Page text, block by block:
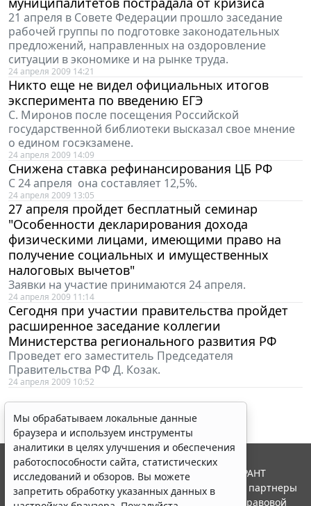
21 апреля в Совете Федерации прошло заседание
рабочей группы по подготовке законодательных
предложений, направленных на оздоровление
ситуации в экономике и на рынке труда.
24 апреля 2009 14:21
Никто еще не видел официальных итогов
эксперимента по введению ЕГЭ
С. Миронов после посещения Российской
государственной библиотеки высказал свое мнение
о едином госэкзамене.
24 апреля 2009 14:09
Снижена ставка рефинансирования ЦБ РФ
С 24 апреля она составляет 12,5%.
24 апреля 2009 13:05
27 апреля пройдет бесплатный семинар
"Особенности декларирования дохода
физическими лицами, имеющими право на
получение социальных и имущественных
налоговых вычетов"
Заявки на участие принимаются 24 апреля.
24 апреля 2009 11:14
Сегодня при участии правительства пройдет
расширенное заседание коллегии
Министерства регионального развития РФ
Проведет его заместитель Председателя
Правительства РФ Д. Козак.
24 апреля 2009 10:52
Мы обрабатываем локальные данные
браузера и используем инструменты
аналитики в целях улучшения и обеспечения
работоспособности сайта, статистических
исследований и обзоров. Вы можете
запретить обработку указанных данных в
© ООО "НПП "ГАРАНТ-СЕРВИС", 2026. Система ГАРАНТ
выпускается с 1990 года. Компания "Гарант" и ее партнеры
являются участниками Российской ассоциации правовой